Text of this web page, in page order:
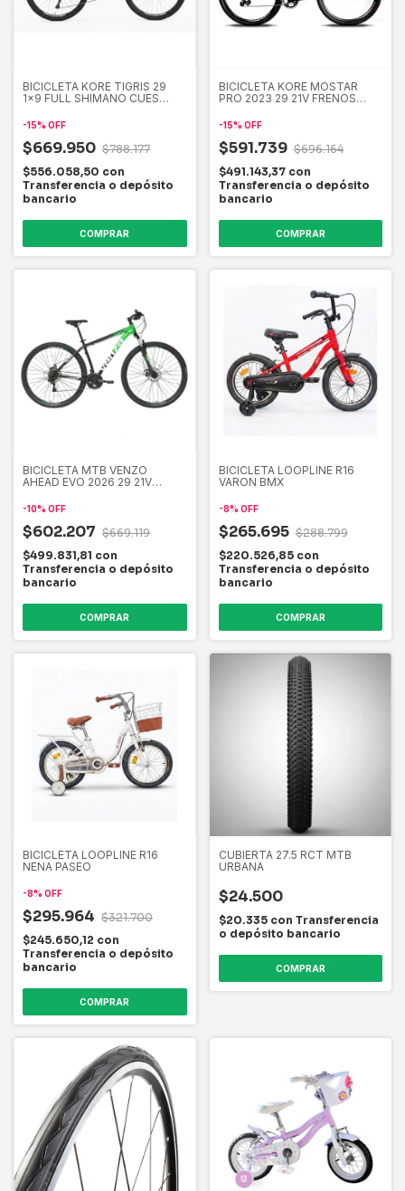
BICICLETA KORE TIGRIS 29
1x9 FULL SHIMANO CUES
-15% OFF
$669.950 $788.177
$556.058,50 con
Transferencia o depósito
bancario
COMPRAR
BICICLETA KORE MOSTAR
PRO 2023 29 21V FRENOS
-15% OFF
$591.739 $696.164
$491.143,37 con
Transferencia o depósito
bancario
COMPRAR
BICICLETA MTB VENZO
AHEAD EVO 2026 29 21V
-10% OFF
$602.207 $669.119
$499.831,81 con
Transferencia o depósito
bancario
COMPRAR
BICICLETA LOOPLINE R16
VARON BMX
-8% OFF
$265.695 $288.799
$220.526,85 con
Transferencia o depósito
bancario
COMPRAR
BICICLETA LOOPLINE R16
NENA PASEO
-8% OFF
$295.964 $321.700
$245.650,12 con
Transferencia o depósito
bancario
COMPRAR
CUBIERTA 27.5 RCT MTB
URBANA
$24.500
$20.335 con Transferencia
o depósito bancario